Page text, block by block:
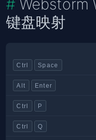
Webstorm
键盘映射
Ctrl Space
Alt Enter
Ctrl P
Ctrl Q